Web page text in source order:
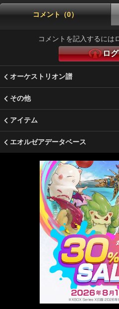
コメント（0）
コメントを記入するには
ロ
オーケストリオン譜
その他
アイテム
エオルゼアデータベース